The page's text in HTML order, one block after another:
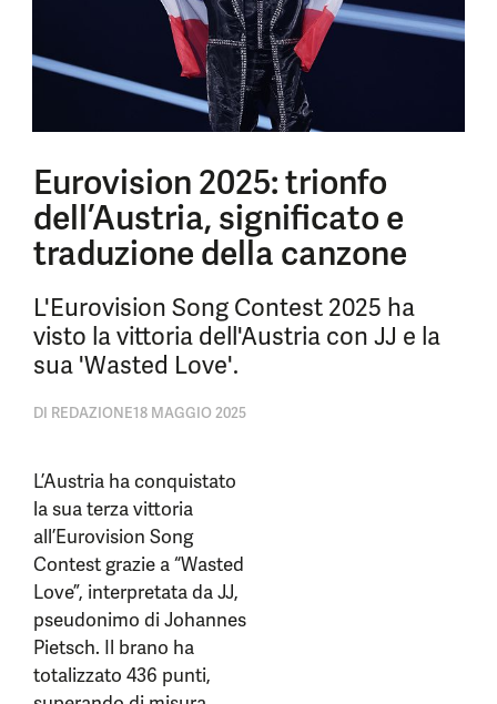
Eurovision 2025: trionfo
dell’Austria, significato e
traduzione della canzone
L'Eurovision Song Contest 2025 ha
visto la vittoria dell'Austria con JJ e la
sua 'Wasted Love'.
DI REDAZIONE18 MAGGIO 2025
L’Austria ha conquistato
la sua terza vittoria
all’Eurovision Song
Contest grazie a “Wasted
Love”, interpretata da JJ,
pseudonimo di Johannes
Pietsch. Il brano ha
totalizzato 436 punti,